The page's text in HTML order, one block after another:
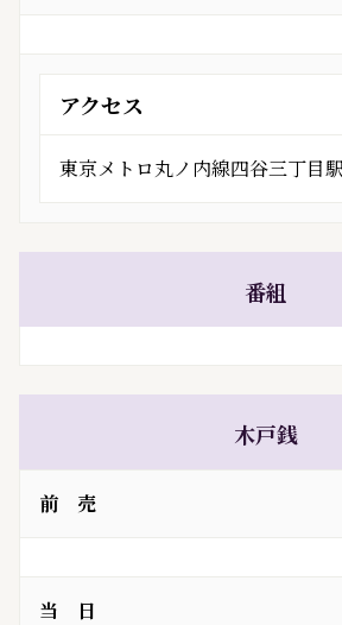
アクセス
東京メトロ丸ノ内線四谷三丁目
番組
木戸銭
前 売
当 日